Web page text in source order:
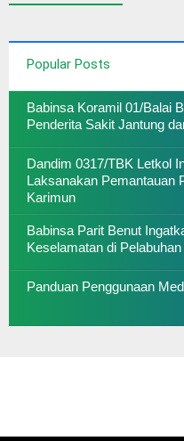
Popular Posts
Babinsa Koramil 01/Balai
Penderita Sakit Jantung
Dandim 0317/TBK Letkol
Laksanakan Pemantauan
Karimun
Babinsa Parit Benut
Keselamatan di Pelabuhan
Panduan Penggunaan